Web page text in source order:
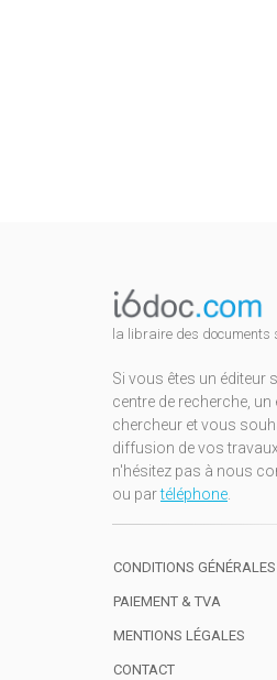
la libraire des documents
Si vous êtes un éditeur
centre de recherche, un
chercheur et vous
diffusion de vos
n'hésitez pas à nous
ou partéléphone.
CONDITIONS
PAIEMENT & TVA
MENTIONS LÉGALES
CONTACT